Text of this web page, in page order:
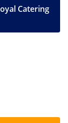
Catering